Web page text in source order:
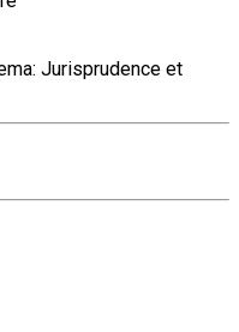
Jurisprudence et